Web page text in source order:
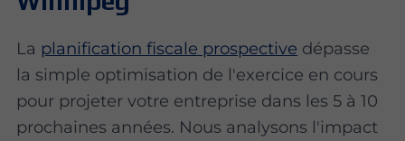
La planification fiscale prospective dépasse
la simple optimisation de l'exercice en cours
pour projeter votre entreprise dans les 5 à 10
prochaines années. Nous analysons l'impact